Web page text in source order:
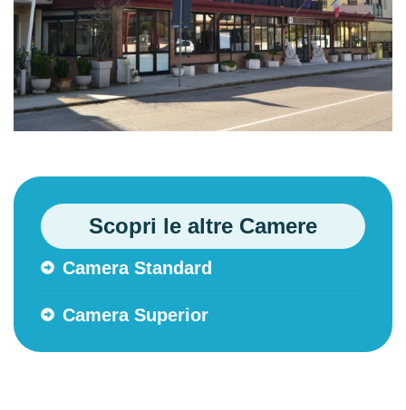
Scopri le altre Camere
Camera Standard
Camera Superior